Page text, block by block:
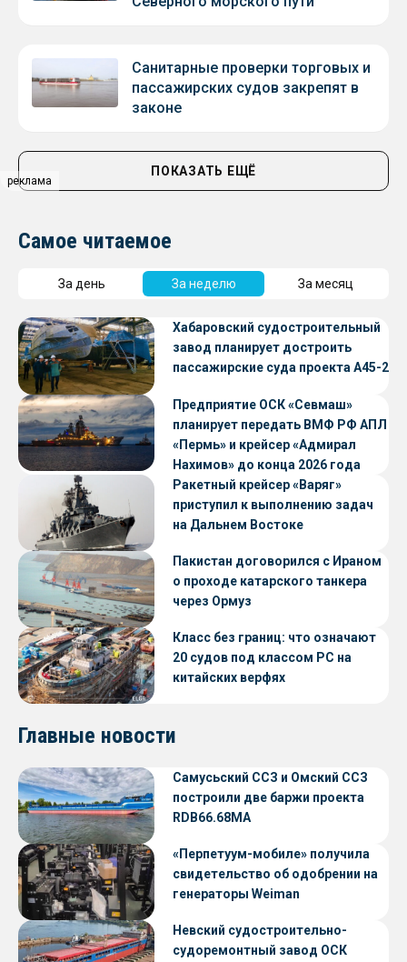
реклама
Санитарные проверки торговых и
пассажирских судов закрепят в
законе
ПОКАЗАТЬ ЕЩЁ
Самое читаемое
За день За неделю За месяц
Хабаровский судостроительный
завод планирует достроить
пассажирские суда проекта А45-2
Предприятие ОСК «Севмаш»
планирует передать ВМФ РФ АПЛ
«Пермь» и крейсер «Адмирал
Нахимов» до конца 2026 года
Ракетный крейсер «Варяг»
приступил к выполнению задач
на Дальнем Востоке
Пакистан договорился с Ираном
о проходе катарского танкера
через Ормуз
Класс без границ: что означают
20 судов под классом РС на
китайских верфях
Главные новости
Самусьский ССЗ и Омский ССЗ
построили две баржи проекта
RDB66.68МА
«Перпетуум-мобиле» получила
свидетельство об одобрении на
генераторы Weiman
Невский судостроительно-
судоремонтный завод ОСК